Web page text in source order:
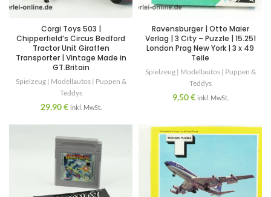
Corgi Toys 503 |
Chipperfield’s Circus Bedford
Tractor Unit Giraffen
Transporter | Vintage Made in
GT.Britain
Spielzeug | Modellautos | Puppen &
Teddys
29,90€ inkl. MwSt.
Ravensburger | Otto Maier
Verlag | 3 City – Puzzle | 15.251
London Prag New York | 3 x 49
Teile
Spielzeug | Modellautos | Puppen &
Teddys
9,50€ inkl. MwSt.